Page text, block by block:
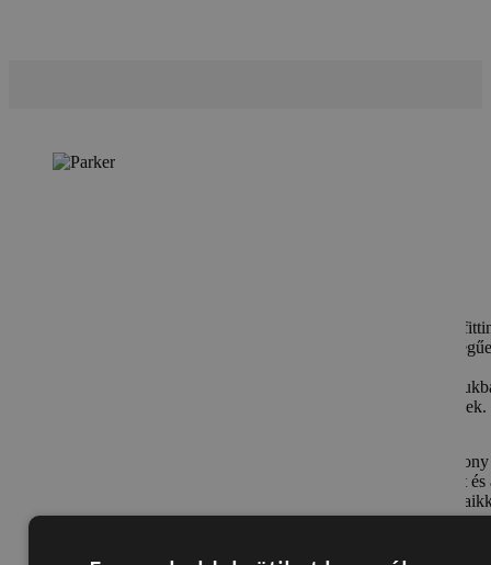
A Parker világszerte ismert szerelvényeiről, csőkötőiről,
szelepeiről és szeleptömbjeiről. Termékeik kiváló
pneumatika, ipari és műszeres alkalmazásokban.
megtalálhatók különböző típusú és konfigurációjú szelepek.
A Parker szelepek kompakt, megbízható és költséghatékony
megoldást nyújtanak, csökkentve a csatlakozások számát és
szivárgási pontokat. Innovatív termékeikkel és
Parker folyamatosan növeli ügyfelei hatékonyságát.